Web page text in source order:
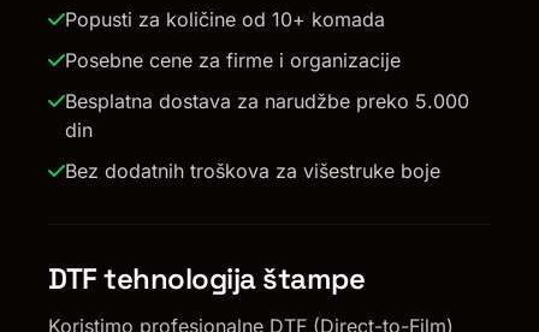
Popusti za količine od 10+ komada
Posebne cene za firme i organizacije
Besplatna dostava za narudžbe preko 5.000
din
Bez dodatnih troškova za višestruke boje
DTF tehnologija štampe
Koristimo profesionalne DTF (Direct-to-Film)